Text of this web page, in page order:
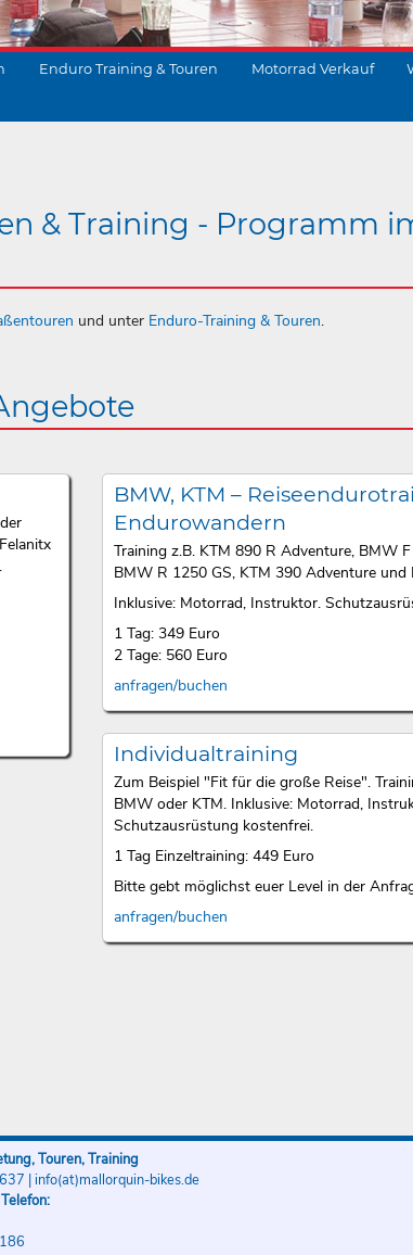
Enduro Training & Touren Motorrad Verkauf
& Training - Programm
und unter Enduro-Training & Touren.
BMW, KTM –
Endurowandern
Training z.B. KTM 890 R Adventure, BMW
BMW R 1250 GS, KTM 390 Adventure und
Inklusive: Motorrad, Instruktor.
1 Tag: 349 Euro
2 Tage: 560 Euro
anfragen/buchen
Individualtraining
Zum Beispiel "Fit für die große Reise".
BMW oder KTM. Inklusive: Motorrad,
Schutzausrüstung kostenfrei.
1 Tag Einzeltraining: 449 Euro
Bitte gebt möglichst euer Level in der
anfragen/buchen
Touren, Training
|info(at)mallorquin-bikes.de